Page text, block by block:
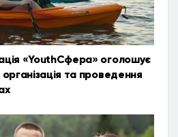
«YouthСфера» оголошує
та проведення